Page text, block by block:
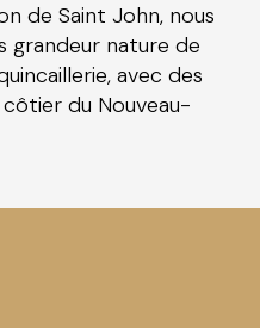
de Saint John, nous
grandeur nature de
avec des
du Nouveau-